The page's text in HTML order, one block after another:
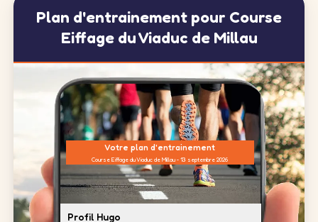
Plan d'entrainement pour Course
Eiffage du Viaduc de Millau
Votre plan d'entrainement
Course Eiffage du Viaduc de Millau - 13 septembre 2026
Profil Hugo